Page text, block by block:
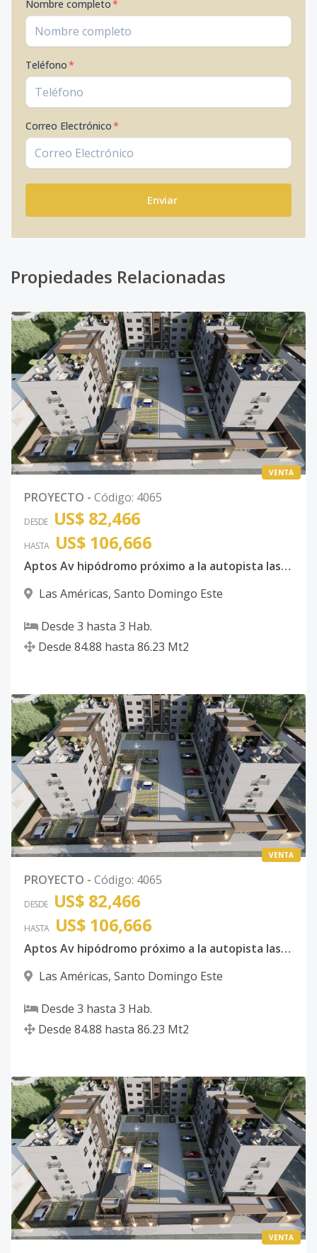
Nombre completo*
Teléfono*
Correo Electrónico*
Enviar
Propiedades Relacionadas
VENTA
PROYECTO - Código: 4065
DESDE US$ 82,466
HASTA US$ 106,666
Aptos Av hipódromo próximo a la autopista las Américas con Bono de primera vivienda
Las Américas, Santo Domingo Este
Desde 3 hasta 3 Hab.
Desde 84.88 hasta 86.23 Mt2
VENTA
PROYECTO - Código: 4065
DESDE US$ 82,466
HASTA US$ 106,666
Aptos Av hipódromo próximo a la autopista las Américas con Bono de primera vivienda
Las Américas, Santo Domingo Este
Desde 3 hasta 3 Hab.
Desde 84.88 hasta 86.23 Mt2
VENTA